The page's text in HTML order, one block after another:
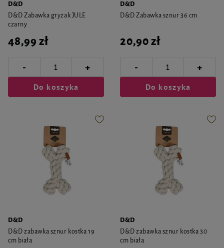
D&D
D&D Zabawka gryzak JULE
czarny
48,99 zł
- +
Do koszyka
D&D
D&D Zabawka sznur 36 cm
20,90 zł
- +
Do koszyka
D&D
D&D zabawka sznur kostka 19
cm biała
D&D
D&D zabawka sznur kostka 30
cm biała